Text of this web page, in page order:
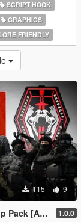
SCRIPT HOOK
GRAPHICS
FRIENDLY
115 9
& MP Male] 1.0.0